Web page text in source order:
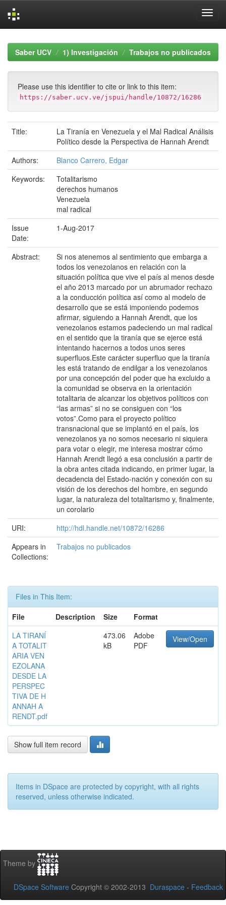
navigationSaber UCV 1) Investigación Trabajos no publicados
Please use this identifier to cite or link to this item:
https://saber.ucv.ve/jspui/handle/10872/16286
Title:
La Tiranía en Venezuela y el Mal Radical Análisis
Político desde la Perspectiva de Hannah Arendt
Authors:
Blanco Carrero, Edgar
Keywords:
Totalitarismo
derechos humanos
Venezuela
mal radical
Issue
Date:
1-Aug-2017
Abstract:
Si nos atenemos al sentimiento que embarga a
todos los venezolanos en relación con la
situación política que vive el país al menos desde
el año 2013 marcado por un abrumador rechazo
a la conducción política así como al modelo de
desarrollo que se está imponiendo podemos
afirmar, siguiendo a Hannah Arendt, que los
venezolanos estamos padeciendo un mal radical
en el sentido que la tiranía que se ejerce está
intentando hacernos a todos unos seres
superfluos.Este carácter superfluo que la tiranía
les está tratando de endilgar a los venezolanos
por una concepción del poder que ha excluido a
la comunidad se observa en la orientación
totalitaria de alcanzar los objetivos políticos con
“las armas” si no se consiguen con “los
votos”.Como para el proyecto político
transnacional que se implantó en el país, los
venezolanos ya no somos necesario ni siquiera
para votar o elegir, me interesa mostrar cómo
Hannah Arendt llegó a esa conclusión a partir de
la obra antes citada indicando, en primer lugar, la
decadencia del Estado-nación y conexión con su
visión de los derechos del hombre, en segundo
lugar, la naturaleza del totalitarismo y, finalmente,
un corolario
URI:
http://hdl.handle.net/10872/16286
Appears in
Collections:
Trabajos no publicados
Files in This Item:
File
Description Size
Format
LA TIRANÍ
A TOTALIT
ARIA VEN
EZOLANA
DESDE LA
PERSPEC
TIVA DE H
ANNAH A
RENDT.pdf
473.06
kB
Adobe
PDF
View/Open
Show full item record
Items in DSpace are protected by copyright, with all rights
reserved, unless otherwise indicated.
Theme by
DSpace Software Copyright © 2002-2013 Duraspace - Feedback